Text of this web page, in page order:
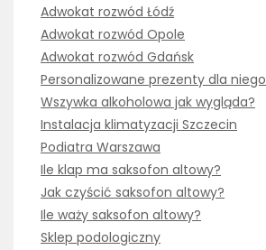
Adwokat rozwód Łódź
Adwokat rozwód Opole
Adwokat rozwód Gdańsk
Personalizowane prezenty dla niego
Wszywka alkoholowa jak wygląda?
Instalacja klimatyzacji Szczecin
Podiatra Warszawa
Ile klap ma saksofon altowy?
Jak czyścić saksofon altowy?
Ile waży saksofon altowy?
Sklep podologiczny